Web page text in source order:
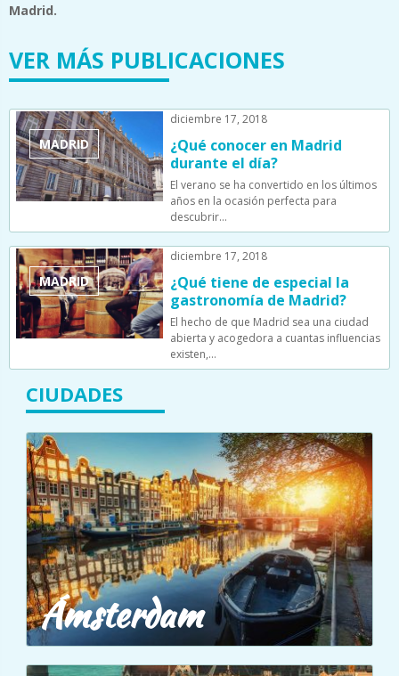
Madrid.
VER MÁS PUBLICACIONES
MADRID
diciembre 17, 2018
¿Qué conocer en Madrid
durante el día?
El verano se ha convertido en los últimos
años en la ocasión perfecta para
descubrir…
MADRID
diciembre 17, 2018
¿Qué tiene de especial la
gastronomía de Madrid?
El hecho de que Madrid sea una ciudad
abierta y acogedora a cuantas influencias
existen,…
CIUDADES
Ámsterdam